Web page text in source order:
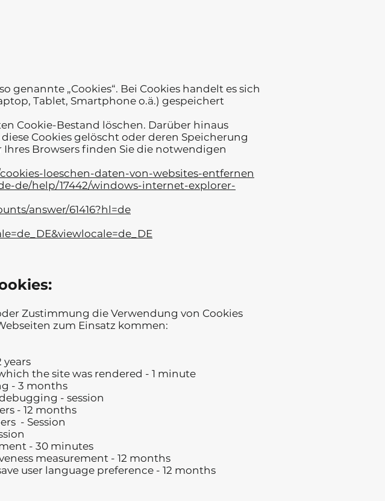
genannte „Cookies“. Bei Cookies handelt es sich
Tablet, Smartphone o.ä.) gespeichert
Cookie-Bestand löschen. Darüber hinaus
Cookies gelöscht oder deren Speicherung
Browsers finden Sie die notwendigen
loeschen-daten-von-websites-entfernen
de/help/17442/windows-internet-explorer-
answer/61416?hl=de
Zustimmung die Verwendung von Cookies
zum Einsatz kommen:
years
the site was rendered - 1 minute
- 3 months
- session
- 12 months
- Session
- 30 minutes
measurement - 12 months
user language preference - 12 months